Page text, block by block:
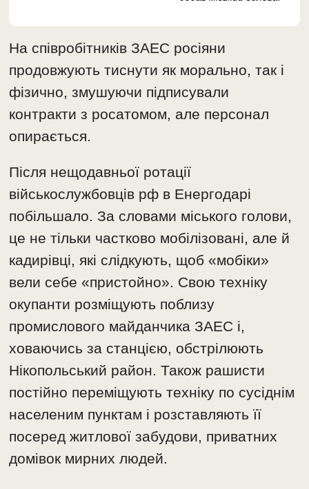
На співробітників ЗАЕС росіяни
продовжують тиснути як морально, так і
фізично, змушуючи підписували
контракти з росатомом, але персонал
опирається.
Після нещодавньої ротації
військослужбовців рф в Енергодарі
побільшало. За словами міського голови,
це не тільки частково мобілізовані, але й
кадирівці, які слідкують, щоб «мобіки»
вели себе «пристойно». Свою техніку
окупанти розміщують поблизу
промислового майданчика ЗАЕС і,
ховаючись за станцією, обстрілюють
Нікопольський район. Також рашисти
постійно переміщують техніку по сусіднім
населеним пунктам і розставляють її
посеред житлової забудови, приватних
домівок мирних людей.